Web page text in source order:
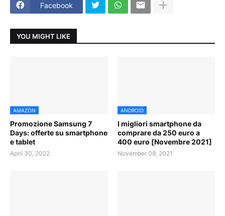
Facebook
YOU MIGHT LIKE
AMAZON
Promozione Samsung 7
Days: offerte su smartphone
e tablet
April 30, 2022
ANDROID
I migliori smartphone da
comprare da 250 euro a
400 euro [Novembre 2021]
November 08, 2021